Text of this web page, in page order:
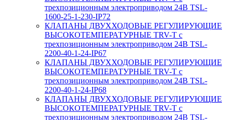
трехпозиционным электроприводом 24В TSL-
1600-25-1-230-IP72
КЛАПАНЫ ДВУХХОДОВЫЕ РЕГУЛИРУЮЩИЕ
ВЫСОКОТЕМПЕРАТУРНЫЕ TRV-T с
трехпозиционным электроприводом 24В TSL-
2200-40-1-24-IP67
КЛАПАНЫ ДВУХХОДОВЫЕ РЕГУЛИРУЮЩИЕ
ВЫСОКОТЕМПЕРАТУРНЫЕ TRV-T с
трехпозиционным электроприводом 24В TSL-
2200-40-1-24-IP68
КЛАПАНЫ ДВУХХОДОВЫЕ РЕГУЛИРУЮЩИЕ
ВЫСОКОТЕМПЕРАТУРНЫЕ TRV-T с
трехпозиционным электроприводом 24В TSL-